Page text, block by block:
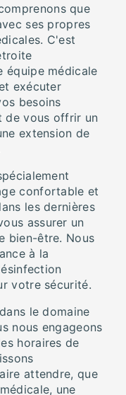
que
ses propres
C'est
équipe médicale
exécuter
besoins
de vous offrir un
extension de
confortable et
les dernières
assurer un
bien-être. Nous
à la
votre sécurité.
le domaine
nous engageons
horaires de
attendre, que
une